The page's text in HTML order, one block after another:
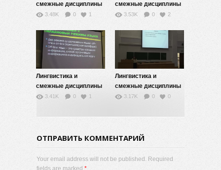
смежные дисциплины
— 83.48K 0 1
смежные дисциплины
— 93.53K 0 2
Лингвистика и
смежные дисциплины
— 63.41K 0 1
Лингвистика и
смежные дисциплины
— 53.17K 0 0
ОТПРАВИТЬ КОММЕНТАРИЙ
Your email address will not be published. Required
fields are marked *